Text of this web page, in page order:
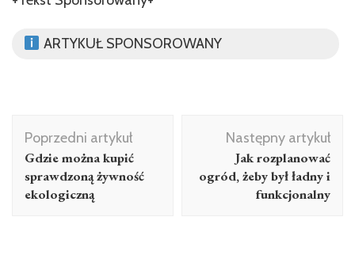
ARTYKUŁ SPONSOROWANY
Nawigacja
wpisu
Poprzedni artykuł
Gdzie można kupić
sprawdzoną żywność
ekologiczną
Następny artykuł
Jak rozplanować
ogród, żeby był ładny i
funkcjonalny